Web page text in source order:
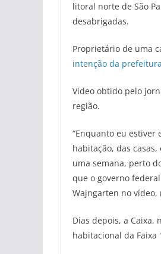
litoral norte de São
desabrigadas.
Proprietário de uma
intenção da prefeitura
Vídeo obtido pelo
região.
“Enquanto eu estiver
habitação, das
uma semana, perto
que o governo
Wajngarten no vídeo,
Dias depois, a
habitacional da